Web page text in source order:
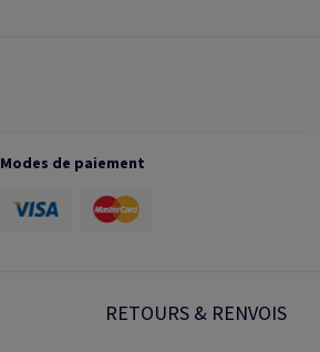
Modes de paiement
RETOURS & RENVOIS